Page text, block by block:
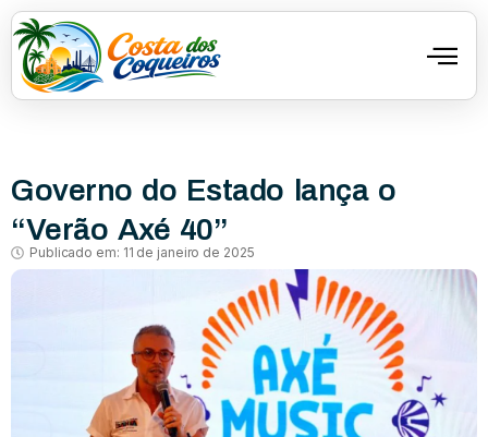
Governo do Estado lança o
“Verão Axé 40”
Publicado em: 11 de janeiro de 2025